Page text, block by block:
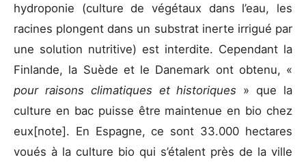
hydroponie (culture de végétaux dans l’eau, les
racines plongent dans un substrat inerte irrigué par
une solution nutritive) est interdite. Cependant la
Finlande, la Suède et le Danemark ont obtenu, «
pour raisons climatiques et historiques » que la
culture en bac puisse être maintenue en bio chez
eux[note]. En Espagne, ce sont 33.000 hectares
voués à la culture bio qui s’étalent près de la ville